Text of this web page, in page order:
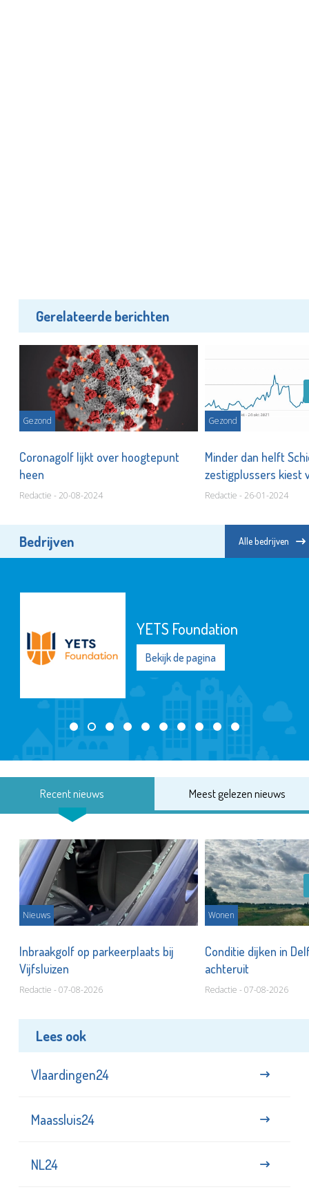
Gerelateerde berichten
Gezond
Coronagolf lijkt over hoogtepunt
heen
Redactie - 20-08-2024
Gezond
Minder dan helft
zestigplussers kiest
Redactie - 26-01-2024
Bedrijven Alle bedrijven
YETS Foundation
Bekijk de pagina
Recent nieuws Meest gelezen nieuws
Nieuws
Inbraakgolf op parkeerplaats bij
Vijfsluizen
Redactie - 07-08-2026
Wonen
Conditie dijken in
achteruit
Redactie - 07-08-2026
Lees ook
Vlaardingen24
Maassluis24
NL24